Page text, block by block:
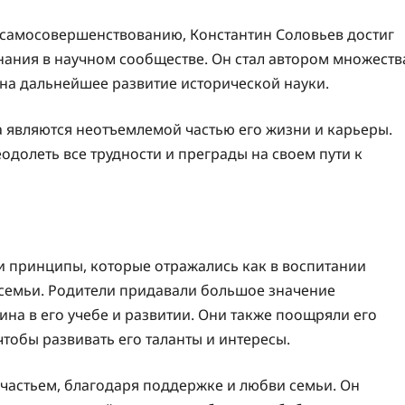
Константин Соловьев достиг
в научном сообществе. Он стал автором
дальнейшее развитие исторической науки.
неотъемлемой частью его жизни и карьеры.
все трудности и преграды на своем пути к
которые отражались как в воспитании
Родители придавали большое значение
в его учебе и развитии. Они также поощряли его
развивать его таланты и интересы.
благодаря поддержке и любви семьи. Он